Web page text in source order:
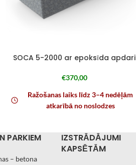
SOCA 5-2000 ar epoksīda apdari
€370,00
Ražošanas laiks līdz 3–4 nedēļām
atkarībā no noslodzes
PARKIEM
– betona
IZSTRĀDĀJUMI
KAPSĒTĀM